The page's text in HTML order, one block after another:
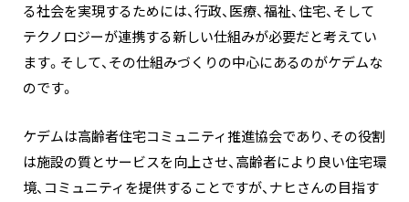
る社会を実現するためには、行政、医療、福祉、住宅、そして
テクノロジーが連携する新しい仕組みが必要だと考えてい
ます。そして、その仕組みづくりの中心にあるのがケデムな
のです。
ケデムは高齢者住宅コミュニティ推進協会であり、その役割
は施設の質とサービスを向上させ、高齢者により良い住宅環
境、コミュニティを提供することですが、ナヒさんの目指す